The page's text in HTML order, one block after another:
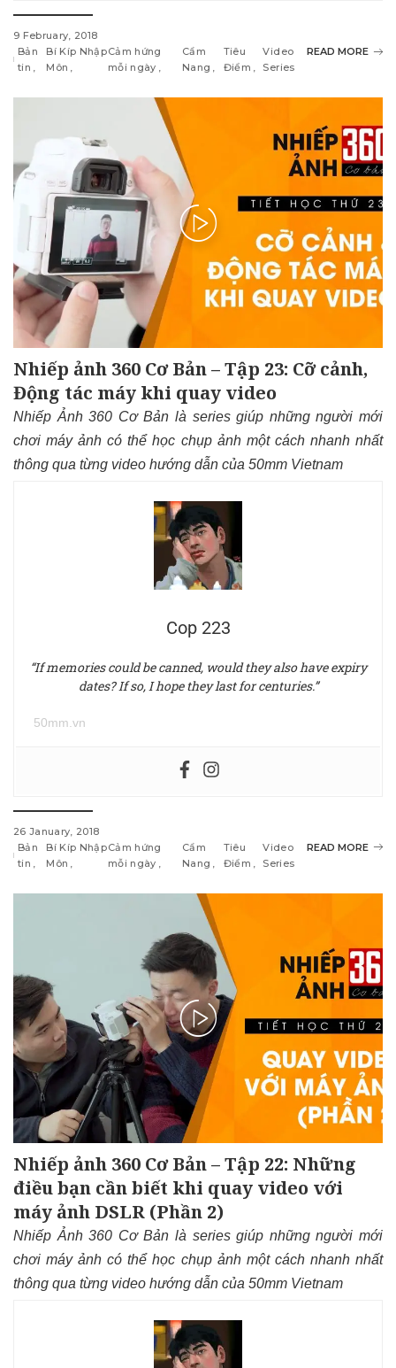
9 February, 2018
Bản
tin
Bí Kíp Nhập
Môn
Cảm hứng
mỗi ngày
Cẩm
Nang
Tiêu
Điểm
Video
Series
READ MORE
Nhiếp ảnh 360 Cơ Bản – Tập 23: Cỡ cảnh,
Động tác máy khi quay video
Nhiếp Ảnh 360 Cơ Bản là series giúp những người mới
chơi máy ảnh có thể học chụp ảnh một cách nhanh nhất
thông qua từng video hướng dẫn của 50mm Vietnam
Cop 223
“If memories could be canned, would they also have expiry
dates? If so, I hope they last for centuries.”
50mm.vn
26 January, 2018
Bản
tin
Bí Kíp Nhập
Môn
Cảm hứng
mỗi ngày
Cẩm
Nang
Tiêu
Điểm
Video
Series
READ MORE
Nhiếp ảnh 360 Cơ Bản – Tập 22: Những
điều bạn cần biết khi quay video với
máy ảnh DSLR (Phần 2)
Nhiếp Ảnh 360 Cơ Bản là series giúp những người mới
chơi máy ảnh có thể học chụp ảnh một cách nhanh nhất
thông qua từng video hướng dẫn của 50mm Vietnam